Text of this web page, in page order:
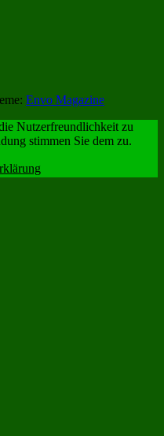
Envo Magazine
Nutzerfreundlichkeit zu
stimmen Sie dem zu.